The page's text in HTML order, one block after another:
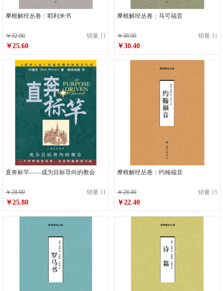
摩根解经丛卷：耶利米书
￥32.00 销量 11
￥25.60
摩根解经丛卷：马可福音
￥38.00 销量 11
￥30.40
直奔标竿——成为目标导向的教会
￥28.00 销量 11
￥25.80
摩根解经丛卷：约翰福音
￥28.00 销量 15
￥22.40